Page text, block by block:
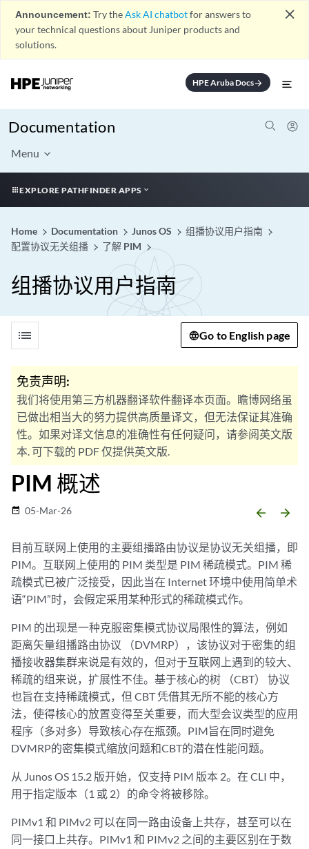
Announcement: Try theAsk AI chatbotfor answers to
your technical questions about Juniper products and
solutions.
close
HPE Aruba Docsarrow_forward
Documentation
Menu
EXPLORE PATHFINDER APPS
Home Documentation Junos OS
组播协议用户指南
配置协议无关组播
了解 PIM
组播协议用户指南
list Go to English page
免责声明:
我们将使用第三方机器翻译软件翻译本页面。瞻博网络虽
已做出相当大的努力提供高质量译文，但无法保证其准确
性。如果对译文信息的准确性有任何疑问，请参阅英文版
本. 可下载的 PDF 仅提供英文版.
PIM 概述
date_range 05-Mar-26 arrow_backward arrow_forward
目前互联网上使用的主要组播路由协议是协议无关组播，即
PIM。互联网上使用的 PIM 类型是 PIM 稀疏模式。PIM 稀
疏模式已被广泛接受，因此当在 Internet 环境中使用简单术
语“PIM”时，会假定采用某种形式的稀疏模式作。
PIM 的出现是一种克服密集模式协议局限性的算法，例如
距离矢量组播路由协议 （DVMRP），该协议对于密集的组
播接收器集群来说是有效的，但对于互联网上遇到的较大、
稀疏的组来说，扩展性不佳。基于核心的树 （CBT） 协议
也旨在支持稀疏模式，但 CBT 凭借其无所不能的核心方
法，使得核心的放置变得至关重要，而大型会议类型的应用
程序（多对多）导致核心存在瓶颈。PIM旨在同时避免
DVMRP的密集模式缩放问题和CBT的潜在性能问题。
从 Junos OS 15.2 版开始，仅支持 PIM 版本 2。在 CLI 中，
用于指定版本（1 或 2）的命令将被移除。
PIMv1 和 PIMv2 可以在同一路由设备上共存，甚至可以在
同一接口上共存。PIMv1 和 PIMv2 之间的主要区别在于数